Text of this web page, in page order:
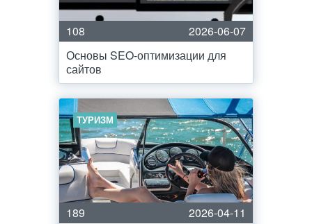
108
2026-06-07
Основы SEO-оптимизации для
сайтов
ТУРИЗМ
189
2026-04-11